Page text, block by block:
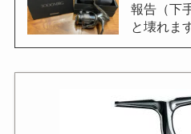
報告（下
と壊れま